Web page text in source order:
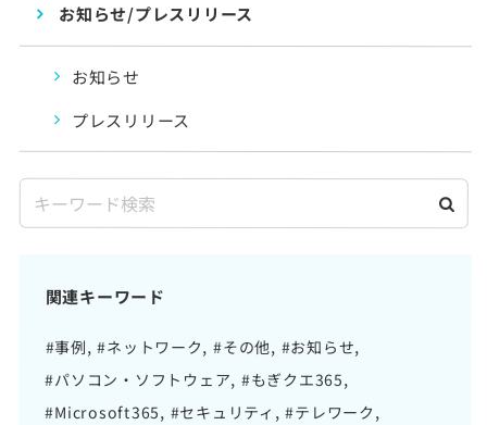
お知らせ/プレスリリース
お知らせ
プレスリリース
関連キーワード
#事例 #ネットワーク #その他 #お知らせ
#パソコン・ソフトウェア #もぎクエ365
#Microsoft365 #セキュリティ #テレワーク